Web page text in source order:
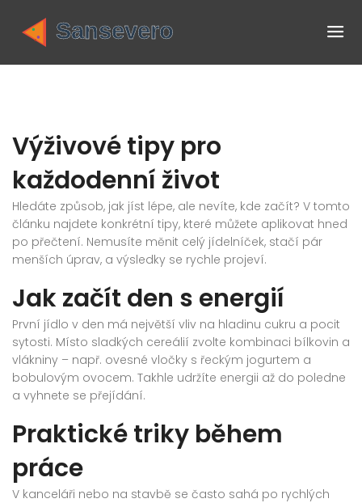
Výživové tipy pro
každodenní život
Hledáte způsob, jak jíst lépe, ale nevíte, kde začít? V tomto
článku najdete konkrétní tipy, které můžete aplikovat hned
po přečtení. Nemusíte měnit celý jídelníček, stačí pár
menších úprav, a výsledky se rychle projeví.
Jak začít den s energií
První jídlo v den má největší vliv na hladinu cukru a pocit
sytosti. Místo sladkých cereálií zvolte kombinaci bílkovin a
vlákniny – např. ovesné vločky s řeckým jogurtem a
bobulovým ovocem. Takhle udržíte energii až do poledne
a vyhnete se přejídání.
Praktické triky během
práce
V kanceláři nebo na stavbě se často sahá po rychlých